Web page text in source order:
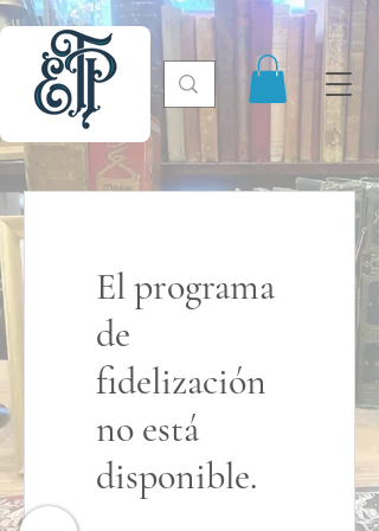
El programa
de
fidelización
no está
disponible.